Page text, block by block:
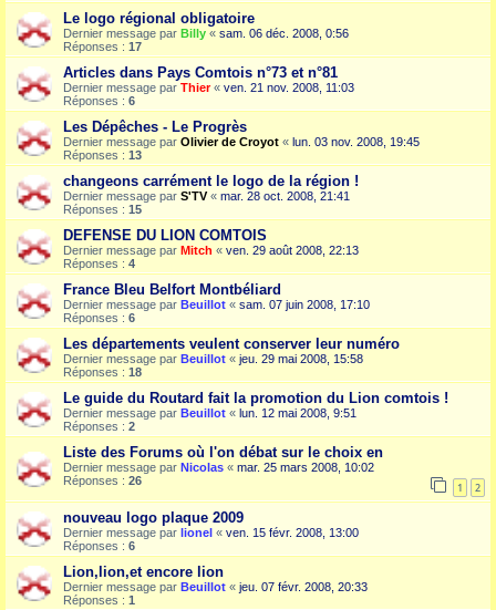
Le logo régional obligatoire
Dernier message par Billy « sam. 06 déc. 2008, 0:56
Réponses : 17
Articles dans Pays Comtois n°73 et n°81
Dernier message par Thier« ven. 21 nov. 2008, 11:03
Réponses : 6
Les Dépêches - Le Progrès
Dernier message par Olivier de Croyot « lun. 03 nov. 2008, 19:45
Réponses : 13
changeons carrément le logo de la région !
Dernier message par S'TV« mar. 28 oct. 2008, 21:41
Réponses : 15
DEFENSE DU LION COMTOIS
Dernier message par Mitch « ven. 29 août 2008, 22:13
Réponses : 4
France Bleu Belfort Montbéliard
Dernier message par Beuillot « sam. 07 juin 2008, 17:10
Réponses : 6
Les départements veulent conserver leur numéro
Dernier message par Beuillot « jeu. 29 mai 2008, 15:58
Réponses : 18
Le guide du Routard fait la promotion du Lion comtois !
Dernier message par Beuillot « lun. 12 mai 2008, 9:51
Réponses : 2
Liste des Forums où l'on débat sur le choix en
Dernier message par Nicolas « mar. 25 mars 2008, 10:02
Réponses : 26 1 2
nouveau logo plaque 2009
Dernier message par lionel « ven. 15 févr. 2008, 13:00
Réponses : 6
Lion,lion,et encore lion
Dernier message par Beuillot « jeu. 07 févr. 2008, 20:33
Réponses : 1